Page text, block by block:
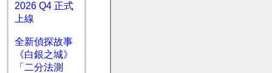
2026 Q4 正式
上線
全新偵探故事
《白銀之城》
「二分法測